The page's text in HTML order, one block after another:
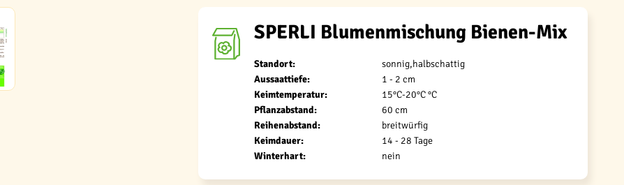
SPERLI Blumenmischung Bienen-Mix
Standort:
sonnig,halbschattig
Aussaattiefe:
1 - 2 cm
Keimtemperatur:
15°C-20°C °C
Pflanzabstand:
60 cm
Reihenabstand:
breitwürfig
Keimdauer:
14 - 28 Tage
Winterhart:
nein